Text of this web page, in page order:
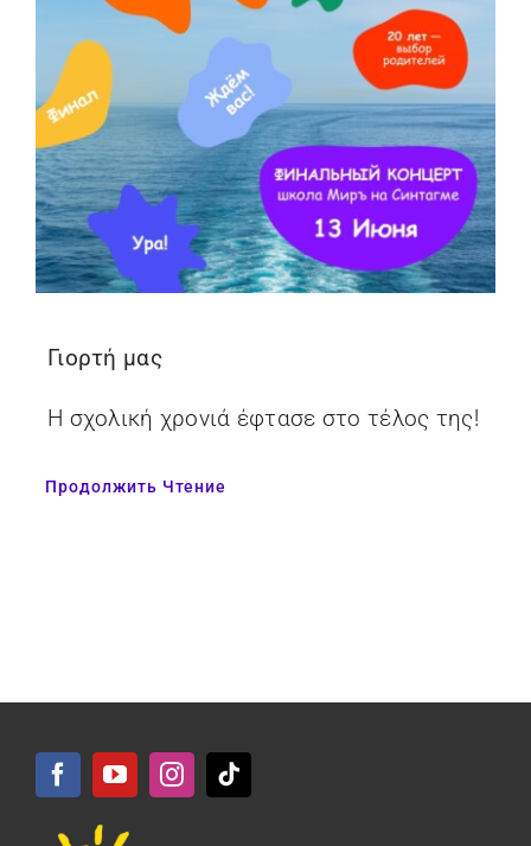
Γιορτή μας
Η σχολική χρονιά έφτασε στο τέλος της!
Продолжить Чтение